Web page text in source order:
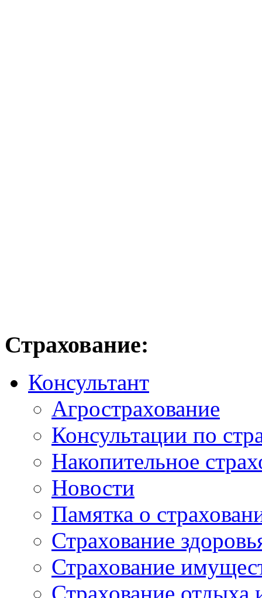
Страхование:
Консультант
Агрострахование
Консультации по
Накопительное
Новости
Памятка о
Страхование
Страхование